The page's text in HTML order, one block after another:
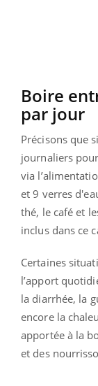
Boire
par jour
Précisons que
journaliers
via
et 9 verres
thé, le café et
inclus dans ce
Certaines
l’apport
la diarrhée, la
encore la
apportée à la
et des